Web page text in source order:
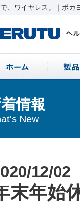
、ワイヤレス。｜ポカ
情報
New
12/02
末年始